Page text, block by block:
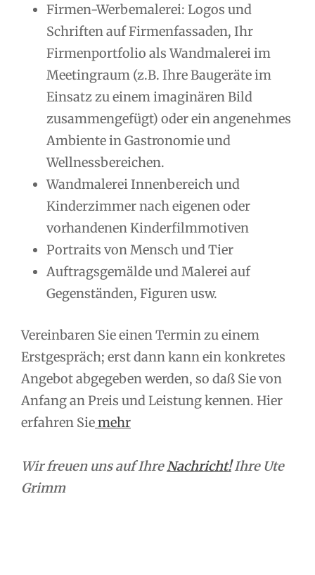
Firmen-Werbemalerei: Logos und
Schriften auf Firmenfassaden, Ihr
Firmenportfolio als Wandmalerei im
Meetingraum (z.B. Ihre Baugeräte im
Einsatz zu einem imaginären Bild
zusammengefügt) oder ein angenehmes
Ambiente in Gastronomie und
Wellnessbereichen.
Wandmalerei Innenbereich und
Kinderzimmer nach eigenen oder
vorhandenen Kinderfilmmotiven
Portraits von Mensch und Tier
Auftragsgemälde und Malerei auf
Gegenständen, Figuren usw.
Vereinbaren Sie einen Termin zu einem
Erstgespräch; erst dann kann ein konkretes
Angebot abgegeben werden, so daß Sie von
Anfang an Preis und Leistung kennen. Hier
erfahren Siemehr
Wir freuen uns auf IhreNachricht!Ihre Ute
Grimm